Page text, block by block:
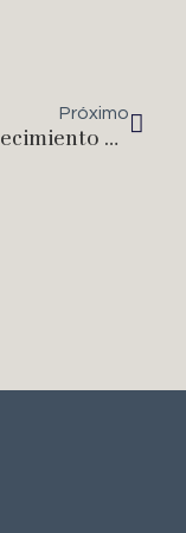
Próximo
Rejuvenecimiento Facial con Aparatología 1º Nivel Láser Nd-Yag+IPL